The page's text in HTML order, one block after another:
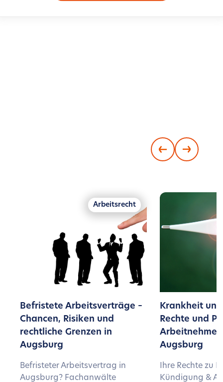
Arbeitsrecht
Befristete Arbeitsverträge –
Chancen, Risiken und
rechtliche Grenzen in
Augsburg
Befristeter Arbeitsvertrag in
Augsburg? Fachanwälte
Krankheit
Rechte und
Augsburg
Ihre Rechte zu
Kündigung &